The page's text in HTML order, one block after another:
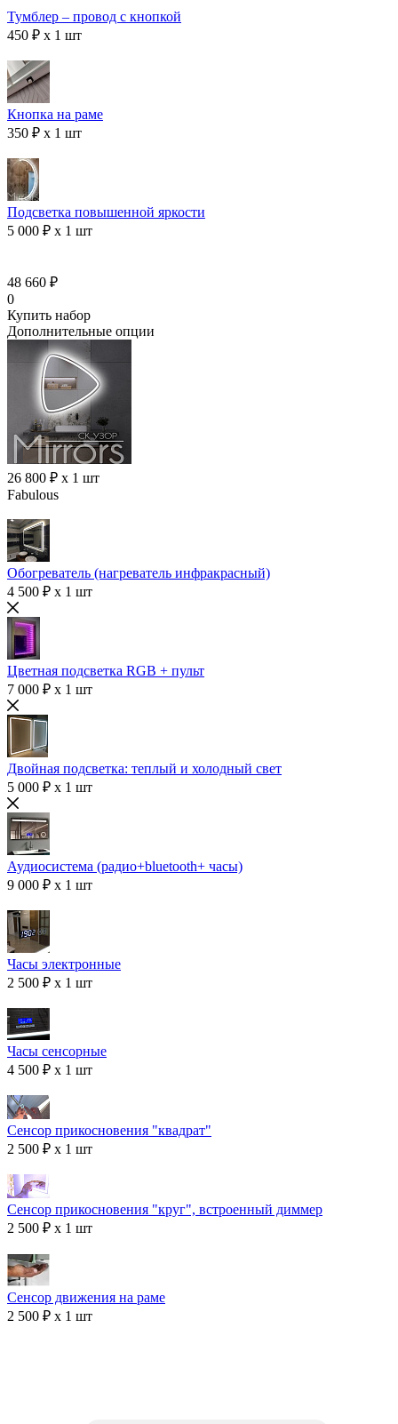
Тумблер – провод с кнопкой
450 ₽ x 1 шт
Кнопка на раме
350 ₽ x 1 шт
Подсветка повышенной яркости
5 000 ₽ x 1 шт
48 660 ₽
0
Купить набор
Дополнительные опции
26 800 ₽ x 1 шт
Fabulous
Обогреватель (нагреватель инфракрасный)
4 500 ₽ x 1 шт
Цветная подсветка RGB + пульт
7 000 ₽ x 1 шт
Двойная подсветка: теплый и холодный свет
5 000 ₽ x 1 шт
Аудиосистема (радио+bluetooth+ часы)
9 000 ₽ x 1 шт
Часы электронные
2 500 ₽ x 1 шт
Часы сенсорные
4 500 ₽ x 1 шт
Сенсор прикосновения "квадрат"
2 500 ₽ x 1 шт
Сенсор прикосновения "круг", встроенный диммер
2 500 ₽ x 1 шт
Сенсор движения на раме
2 500 ₽ x 1 шт